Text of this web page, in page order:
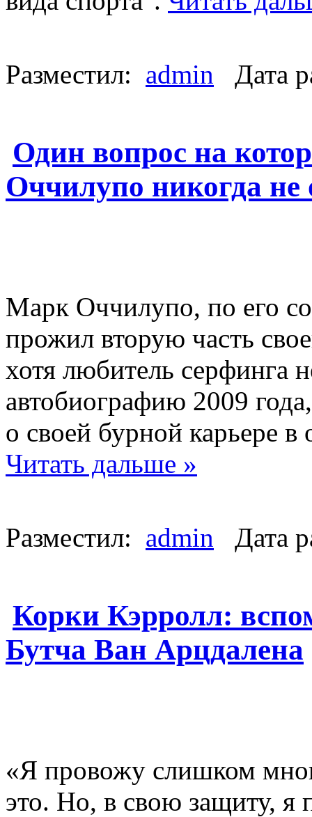
Разместил: admin Дата
Один вопрос на
Оччилупо никогда не
Марк Оччилупо, по его
прожил вторую часть
хотя любитель серфинга
автобиографию 2009
о своей бурной карьере в
Читать дальше »
Разместил: admin Дата
Корки Кэрролл:
Бутча Ван Арцдалена
«Я провожу слишком
это. Но, в свою защиту,